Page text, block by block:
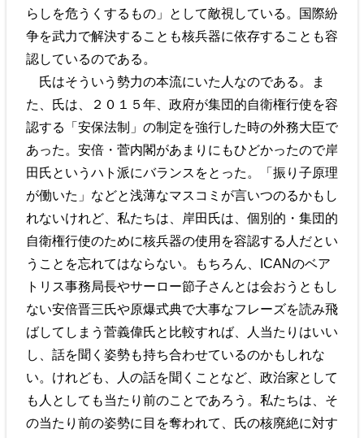
らしを危うくするもの」として敵視している。国際紛
争を武力で解決することも核兵器に依存することも容
認しているのである。
氏はそういう勢力の本流にいた人なのである。ま
た、氏は、２０１５年、政府が集団的自衛権行使を容
認する「安保法制」の制定を強行した時の外務大臣で
あった。安倍・菅内閣があまりにもひどかったので岸
田氏というハト派にバランスをとった。「振り子原理
が働いた」などと浅薄なマスコミが言いつのるかもし
れないけれど、私たちは、岸田氏は、個別的・集団的
自衛権行使のために核兵器の使用を容認する人だとい
うことを忘れてはならない。もちろん、ICANのベア
トリス事務局長やサーロー節子さんとは会おうともし
ない安倍晋三氏や原爆式典で大事なフレーズを読み飛
ばしてしまう菅義偉氏と比較すれば、人当たりはいい
し、話を聞く姿勢も持ち合わせているのかもしれな
い。けれども、人の話を聞くことなど、政治家として
も人としても当たり前のことであろう。私たちは、そ
の当たり前の姿勢に目を奪われて、氏の核廃絶に対す